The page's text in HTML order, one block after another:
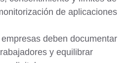
de aplicaciones
deben documentar
y equilibrar